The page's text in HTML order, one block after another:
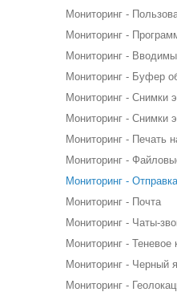
Мониторинг -
Мониторинг -
Мониторинг -
Мониторинг - Буфер
Мониторинг - Снимки
Мониторинг - Снимки
Мониторинг - Печать
Мониторинг -
Мониторинг -
Мониторинг - Почта
Мониторинг - Чаты-
Мониторинг - Теневое
Мониторинг - Черный
Мониторинг -